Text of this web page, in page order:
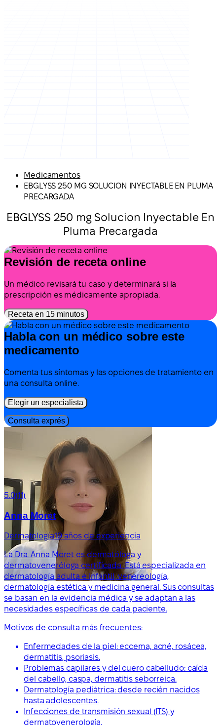
Medicamentos
EBGLYSS 250 MG SOLUCION INYECTABLE EN PLUMA
PRECARGADA
EBGLYSS 250 mg Solucion Inyectable En
Pluma Precargada
Revisión de receta online
Un médico revisará tu caso y determinará si la
prescripción es médicamente apropiada.
Receta en 15 minutos
Habla con un médico sobre este
medicamento
Comenta tus síntomas y las opciones de tratamiento en
una consulta online.
Elegir un especialista
Consulta exprés
5.0(11)
Anna Moret
Dermatología19 años de experiencia
La Dra. Anna Moret es dermatóloga y
dermatoveneróloga certificada. Está especializada en
dermatología adulta e infantil, venereología,
dermatología estética y medicina general. Sus consultas
se basan en la evidencia médica y se adaptan a las
necesidades específicas de cada paciente.
Motivos de consulta más frecuentes:
Enfermedades de la piel: eccema, acné, rosácea,
dermatitis, psoriasis.
Problemas capilares y del cuero cabelludo: caída
del cabello, caspa, dermatitis seborreica.
Dermatología pediátrica: desde recién nacidos
hasta adolescentes.
Infecciones de transmisión sexual (ITS) y
dermatovenerología.